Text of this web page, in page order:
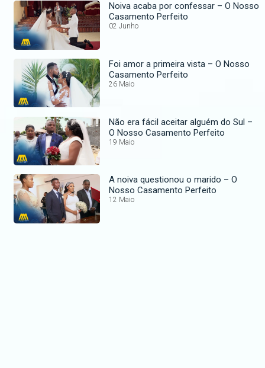
Noiva acaba por confessar – O Nosso
Casamento Perfeito
02 Junho
Foi amor a primeira vista – O Nosso
Casamento Perfeito
26 Maio
Não era fácil aceitar alguém do Sul –
O Nosso Casamento Perfeito
19 Maio
A noiva questionou o marido – O
Nosso Casamento Perfeito
12 Maio